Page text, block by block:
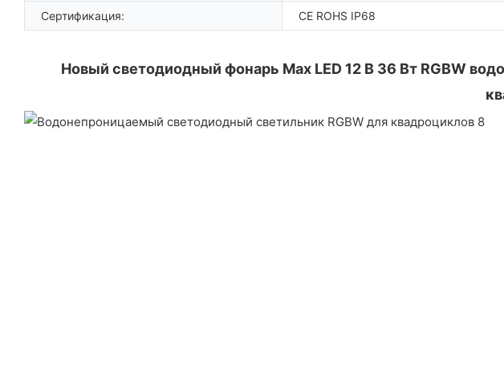
Сертификация: CE ROHS IP68
Новый светодиодный фонарь Max LED 12 В 36 Вт RGBW